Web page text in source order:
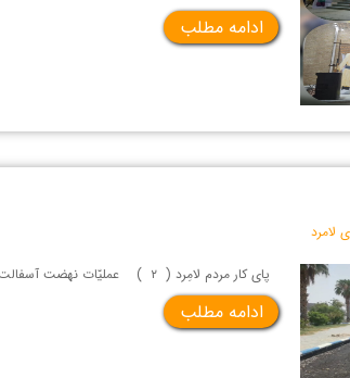
ادامه مطلب
لامرد
پای کار مردم لامِرد ( ۲ ) عملیّات نهضت آسفالت معابر شهر لامِرد در سال ۱۴۰۳ در بیش از ۲۵ معبر سطح شهر لامِرد انجام و به پایان رسید.
ادامه مطلب